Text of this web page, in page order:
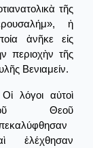
τῆς
ἡ
ἀνῆκε εἰς
περιοχὴν τῆς
Βενιαμείν.
Οἱ λόγοι αὐτοὶ
Θεοῦ
ἐλέχθησαν